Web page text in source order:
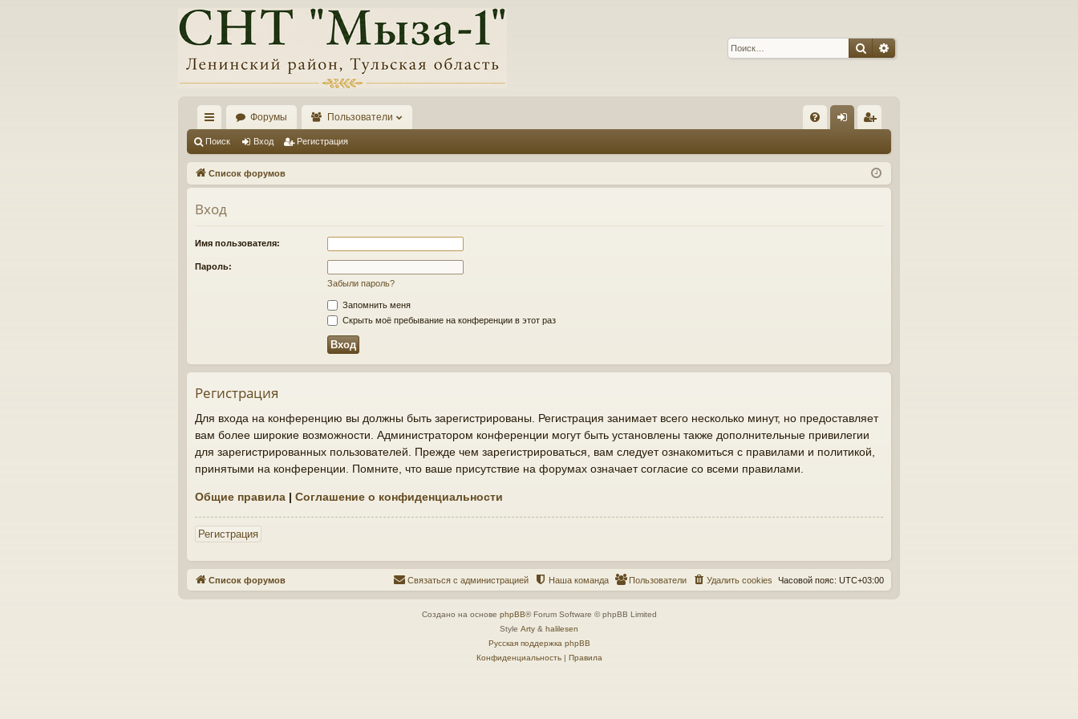
ПоискРасширенный поиск
с
ы
лк
и
Форумы Пользователи
Q д ис
тр
Поиск Вход Регистрация
Список форумов
Вход
Имя пользователя:
Пароль:
Забыли пароль?
Запомнить меня
Скрыть моё пребывание на конференции в этот раз
Регистрация
Для входа на конференцию вы должны быть зарегистрированы. Регистрация занимает всего несколько минут, но предоставляет
вам более широкие возможности. Администратором конференции могут быть установлены также дополнительные привилегии
для зарегистрированных пользователей. Прежде чем зарегистрироваться, вам следует ознакомиться с правилами и политикой,
принятыми на конференции. Помните, что ваше присутствие на форумах означает согласие со всеми правилами.
Общие правила | Соглашение о конфиденциальности
Регистрация
Список форумов Часовой пояс: UTC+03:00
Удалить cookies
Пользователи
Наша команда
Связаться с администрацией
Создано на основе phpBB® Forum Software © phpBB Limited
Style Arty & halilesen
Русская поддержка phpBB
Конфиденциальность| Правила